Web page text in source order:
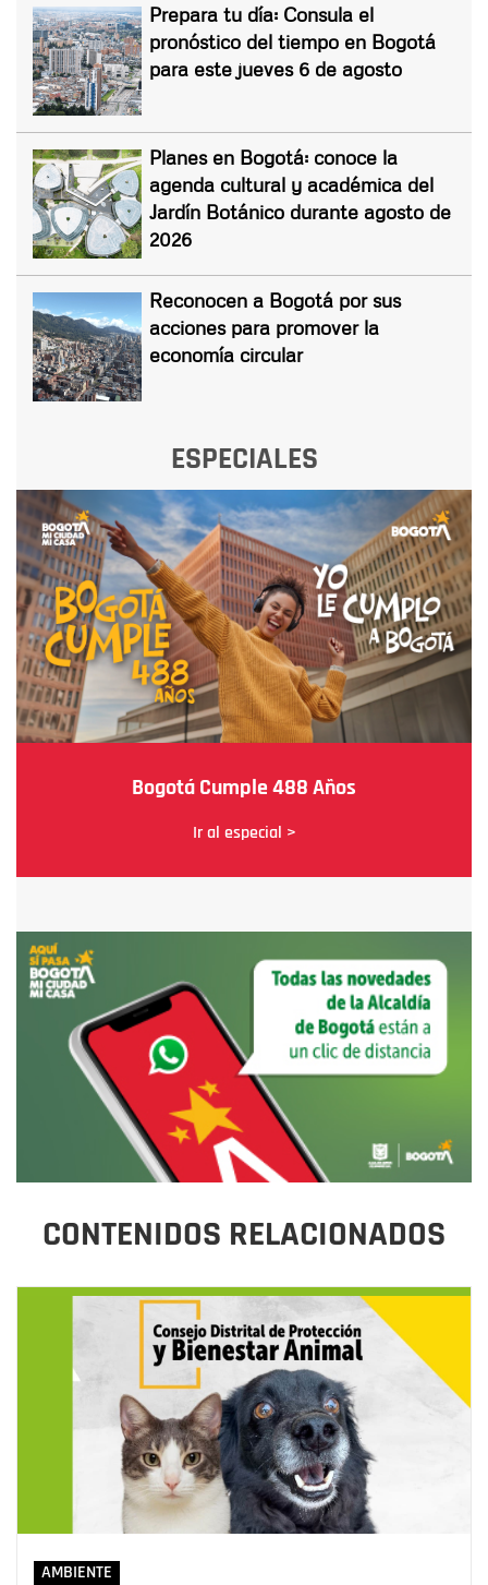
Prepara tu día: Consula el
pronóstico del tiempo en Bogotá
para este jueves 6 de agosto
Planes en Bogotá: conoce la
agenda cultural y académica del
Jardín Botánico durante agosto de
2026
Reconocen a Bogotá por sus
acciones para promover la
economía circular
ESPECIALES
Bogotá Cumple 488 Años
Ir al especial >
CONTENIDOS RELACIONADOS
AMBIENTE